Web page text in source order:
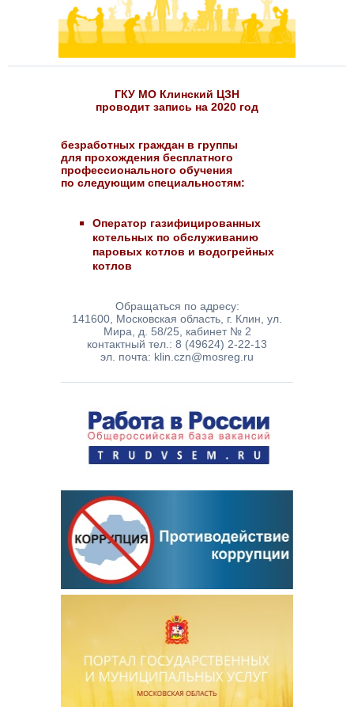
ГКУ МО Клинский ЦЗН
проводит запись на 2020 год
безработных граждан в группы
для прохождения бесплатного
профессионального обучения
по следующим специальностям:
Оператор газифицированных
котельных по обслуживанию
паровых котлов и водогрейных
котлов
Обращаться по адресу:
141600, Московская область, г. Клин, ул.
Мира, д. 58/25, кабинет № 2
контактный тел.: 8 (49624) 2-22-13
эл. почта: klin.czn@mosreg.ru